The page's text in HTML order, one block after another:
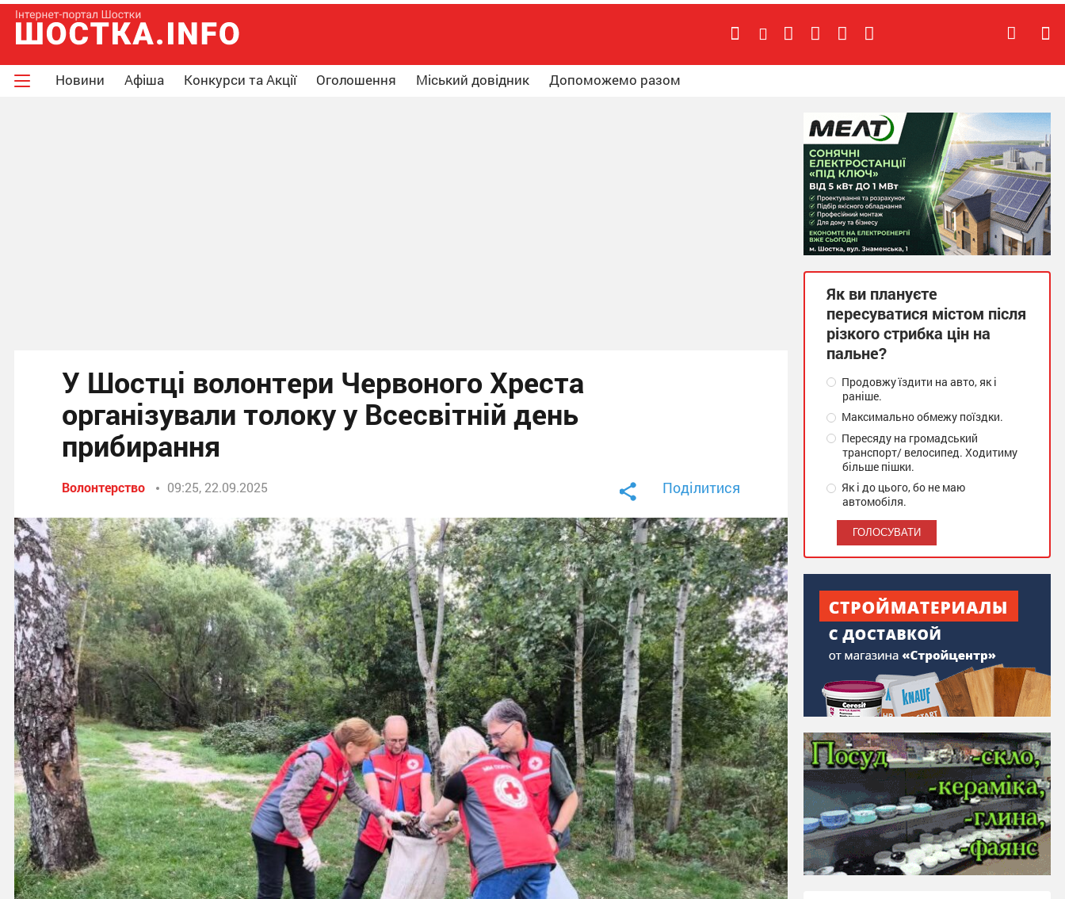
Новини Афіша Конкурси та Акції Оголошення Міський довідник Допоможемо разом
У Шостці волонтери Червоного Хреста
організували толоку у Всесвітній день
прибирання
Волонтерство 09:25, 22.09.2025 Поділитися
Як ви плануєте
пересуватися містом після
різкого стрибка цін на
пальне?
Продовжу їздити на авто, як і
раніше.
Максимально обмежу поїздки.
Пересяду на громадський
транспорт/ велосипед. Ходитиму
більше пішки.
Як і до цього, бо не маю
автомобіля.